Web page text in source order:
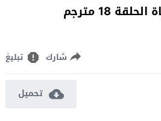
18 مترجم
شارك تبليغ
تحميل